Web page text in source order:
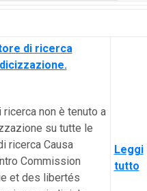
di ricerca
ricerca non è tenuto a
su tutte le
ricerca Causa
Commission
et des libertés
Leggi
tutto